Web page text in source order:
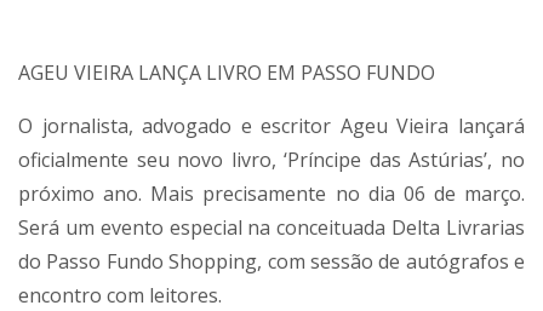
AGEU VIEIRA LANÇA LIVRO EM PASSO FUNDO
O jornalista, advogado e escritor Ageu Vieira lançará
oficialmente seu novo livro, ‘Príncipe das Astúrias’, no
próximo ano. Mais precisamente no dia 06 de março.
Será um evento especial na conceituada Delta Livrarias
do Passo Fundo Shopping, com sessão de autógrafos e
encontro com leitores.